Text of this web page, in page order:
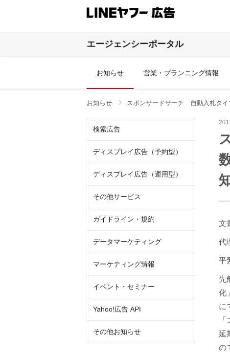
エージェンシーポータル
お知らせ 営業・プランニング情報
お知らせ スポンサードサーチ 自動入札タイ
検索広告
ディスプレイ広告（予約型）
ディスプレイ広告（運用型）
その他サービス
その他商品
ガイドライン・規約
データマーケティング
マーケティング情報
イベント・セミナー
Yahoo!広告 API
その他お知らせ
文
代
平
先
化
に
延
の